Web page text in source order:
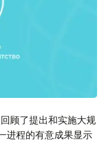
顾了提出和实施大规
进程的有意成果显示